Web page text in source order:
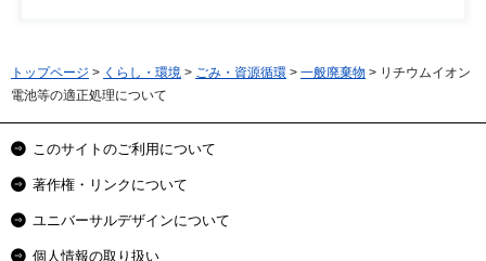
トップページ > くらし・環境 > ごみ・資源循環 > 一般廃棄物 > リチウムイオン
電池等の適正処理について
このサイトのご利用について
著作権・リンクについて
ユニバーサルデザインについて
個人情報の取り扱い